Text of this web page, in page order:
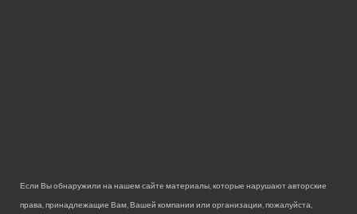
Если Вы обнаружили на нашем сайте материалы, которые нарушают авторские
права, принадлежащие Вам, Вашей компании или организации, пожалуйста,